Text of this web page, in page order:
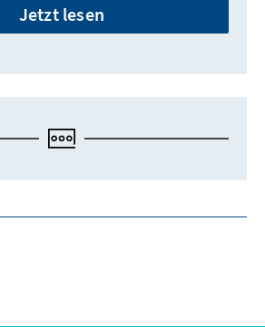
Jetzt lesen